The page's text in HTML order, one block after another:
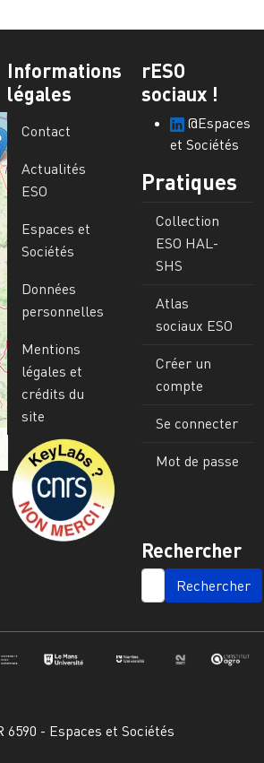
Informations
légales
Contact
Actualités
ESO
Espaces et
Sociétés
Données
personnelles
Mentions
légales et
crédits du
site
Image
rESO
sociaux !
@Espaces
et Sociétés
Pratiques
Collection
ESO HAL-
SHS
Atlas
sociaux ESO
Créer un
compte
Se connecter
Mot de passe
Rechercher
SEARCH
6590 - Espaces et Sociétés